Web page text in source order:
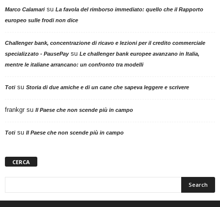
Marco Calamarisu La favola del rimborso immediato: quello che il Rapporto
europeo sulle frodi non dice
Challenger bank, concentrazione di ricavo e lezioni per il credito commerciale
specializzato - PausePaysu Le challenger bank europee avanzano in Italia,
mentre le italiane arrancano: un confronto tra modelli
Totisu Storia di due amiche e di un cane che sapeva leggere e scrivere
frankgr su Il Paese che non scende più in campo
Totisu Il Paese che non scende più in campo
CERCA